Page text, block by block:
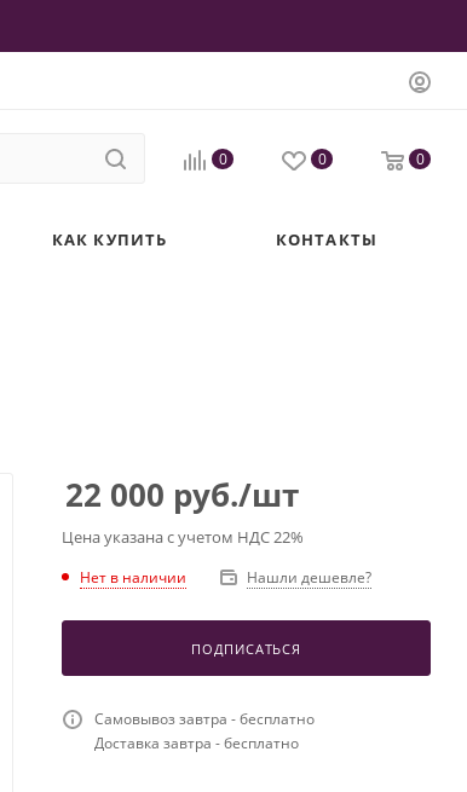
0 0 0
КАК КУПИТЬ КОНТАКТЫ
22 000 руб./шт
Цена указана с учетом НДС 22%
Нет в наличии Нашли дешевле?
ПОДПИСАТЬСЯ
Самовывоз завтра - бесплатно
Доставка завтра - бесплатно